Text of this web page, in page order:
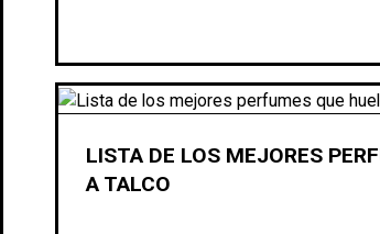
LISTA DE LOS MEJORES
A TALCO